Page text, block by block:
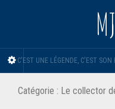
C'EST UNE LÉGENDE, C'EST
Catégorie : Le collector